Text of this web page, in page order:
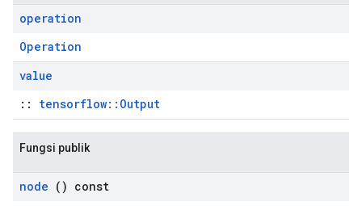
operation
Operation
value
:: tensorflow::Output
Fungsi publik
node () const